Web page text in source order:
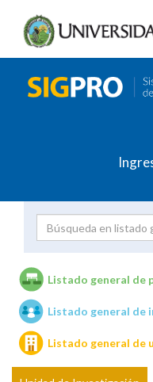
Unidades de
Listado general de
Listado general de
Listado general de